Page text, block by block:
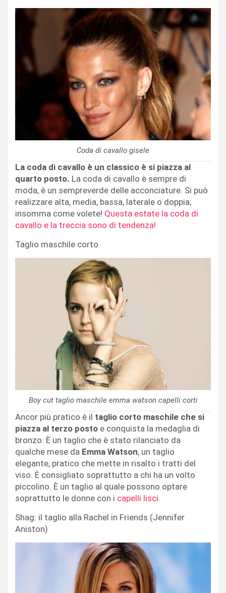
Coda di cavallo gisele
La coda di cavallo è un classico è si piazza al
quarto posto. La coda di cavallo è sempre di
moda, è un sempreverde delle acconciature. Si può
realizzare alta, media, bassa, laterale o doppia;
insomma come volete! Questa estate la coda di
cavallo e la treccia sono di tendenza!
Taglio maschile corto
Boy cut taglio maschile emma watson capelli corti
Ancor più pratico è il taglio corto maschile che si
piazza al terzo posto e conquista la medaglia di
bronzo. È un taglio che è stato rilanciato da
qualche mese da Emma Watson, un taglio
elegante, pratico che mette in risalto i tratti del
viso. È consigliato soprattutto a chi ha un volto
piccolino. È un taglio al quale possono optare
soprattutto le donne con i capelli lisci.
Shag: il taglio alla Rachel in Friends (Jennifer
Aniston)